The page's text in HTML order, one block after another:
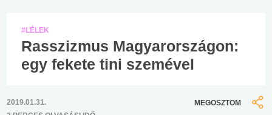
#LÉLEK
Rasszizmus Magyarországon:
egy fekete tini szemével
2019.01.31.
MEGOSZTOM